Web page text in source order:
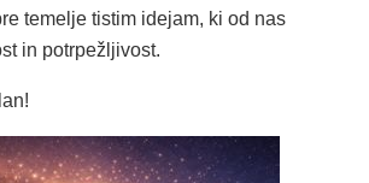
temelje tistim idejam, ki od nas
in potrpežljivost.